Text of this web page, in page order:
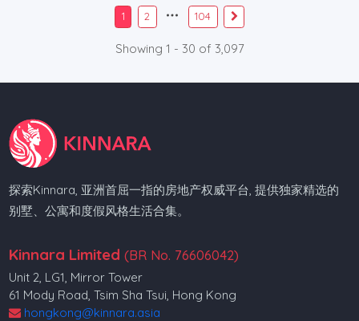
1 2 104
Showing 1 - 30 of 3,097
探索Kinnara, 亚洲首屈一指的房地产权威平台, 提供独家精选的
别墅、公寓和度假风格生活合集。
Kinnara Limited (BR No. 76606042)
Unit 2, LG1, Mirror Tower
61 Mody Road, Tsim Sha Tsui, Hong Kong
hongkong@kinnara.asia